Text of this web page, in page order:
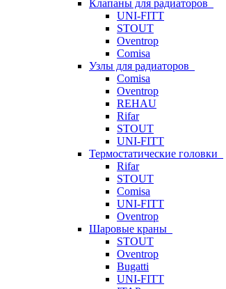
Клапаны для радиаторов
UNI-FITT
STOUT
Oventrop
Comisa
Узлы для радиаторов
Comisa
Oventrop
REHAU
Rifar
STOUT
UNI-FITT
Термостатические головки
Rifar
STOUT
Comisa
UNI-FITT
Oventrop
Шаровые краны
STOUT
Oventrop
Bugatti
UNI-FITT